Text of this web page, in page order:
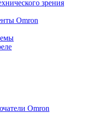
зрения
Omron
Omron